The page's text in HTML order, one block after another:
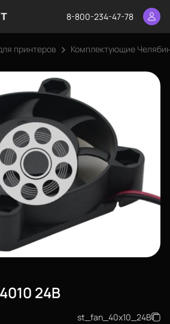
8-800-234-47-78
принтеров Комплектующие
24В
st_fan_40x10_24В